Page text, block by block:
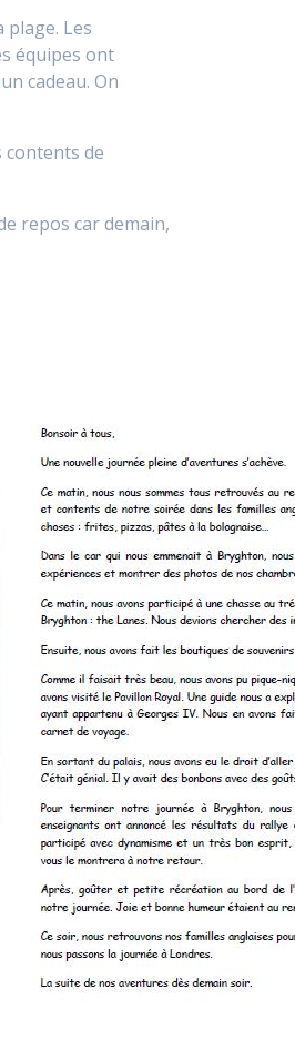
Les
équipes ont
cadeau. On
contents de
repos car demain,